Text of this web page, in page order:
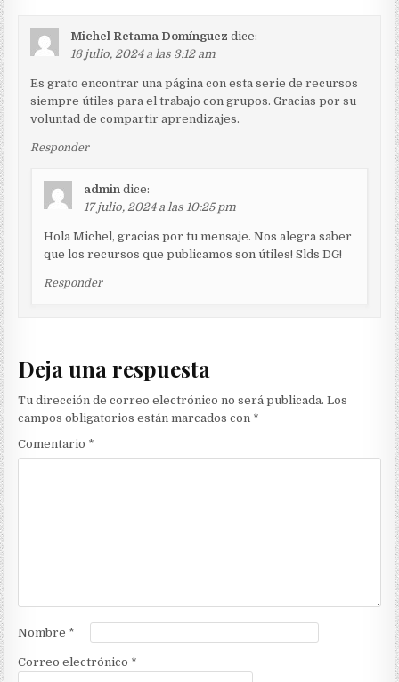
Michel Retama Domínguez dice:
16 julio, 2024 a las 3:12 am
Es grato encontrar una página con esta serie de recursos
siempre útiles para el trabajo con grupos. Gracias por su
voluntad de compartir aprendizajes.
Responder
admin dice:
17 julio, 2024 a las 10:25 pm
Hola Michel, gracias por tu mensaje. Nos alegra saber
que los recursos que publicamos son útiles! Slds DG!
Responder
Deja una respuesta
Tu dirección de correo electrónico no será publicada. Los
campos obligatorios están marcados con *
Comentario *
Nombre *
Correo electrónico *